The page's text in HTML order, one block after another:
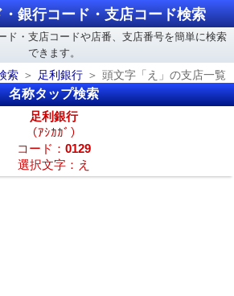
銀行コード・支店コード検索
ド・支店コードや店番、支店番号を簡単に検索
できます。
索 足利銀行 頭文字「え」の支店一覧
名称タップ検索
足利銀行
（ｱｼｶｶﾞ）
コード： 0129
選択文字：え